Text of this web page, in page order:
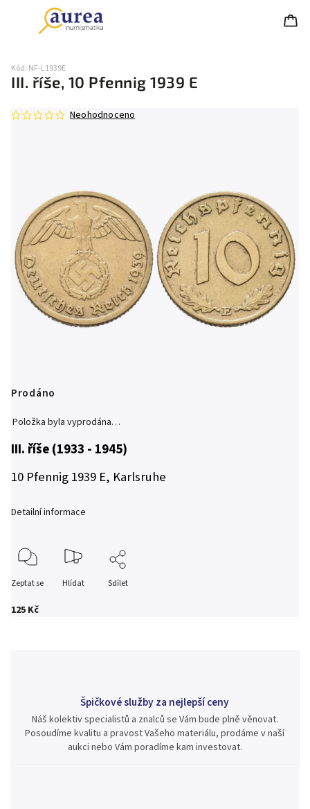
III. říše, 10 Pfennig 1939 E
Kód: NF-L1939E
Neohodnoceno
125 Kč
Prodáno
Položka byla vyprodána…
III. říše (1933 - 1945)
10 Pfennig 1939 E, Karlsruhe
Detailní informace
Zeptat se Hlídat Sdílet
Špičkové služby za nejlepší ceny
Náš kolektiv specialistů a znalců se Vám bude plně věnovat.
Posoudíme kvalitu a pravost Vašeho materiálu, prodáme v naší
aukci nebo Vám poradíme kam investovat.